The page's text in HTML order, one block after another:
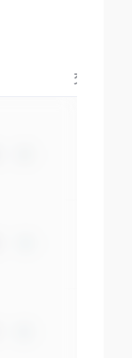
交易产品